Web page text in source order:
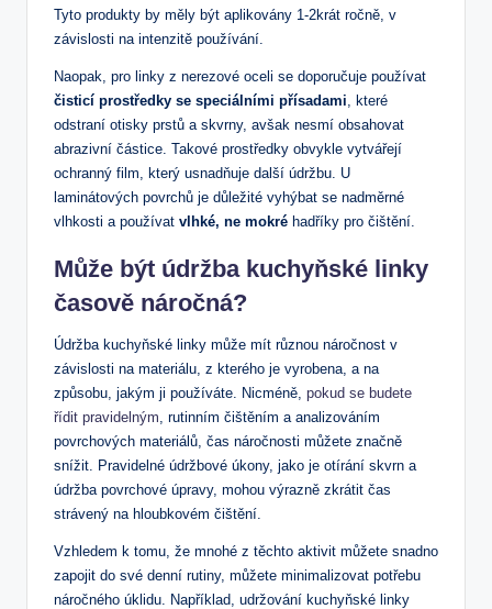
Tyto produkty by měly být aplikovány 1-2krát ročně, v
závislosti na intenzitě používání.
Naopak, pro linky z nerezové oceli se doporučuje používat
čisticí prostředky se speciálními přísadami , které
odstraní otisky prstů a skvrny, avšak nesmí obsahovat
abrazivní částice. Takové prostředky obvykle vytvářejí
ochranný film, který usnadňuje další údržbu. U
laminátových povrchů je důležité vyhýbat se nadměrné
vlhkosti a používat vlhké, ne mokré hadříky pro čištění.
Může být údržba kuchyňské linky
časově náročná?
Údržba kuchyňské linky může mít různou náročnost v
závislosti na materiálu, z kterého je vyrobena, a na
způsobu, jakým ji používáte. Nicméně, pokud se budete
řídit pravidelným , rutinním čištěním a analizováním
povrchových materiálů, čas náročnosti můžete značně
snížit. Pravidelné údržbové úkony, jako je otírání skvrn a
údržba povrchové úpravy, mohou výrazně zkrátit čas
strávený na hloubkovém čištění.
Vzhledem k tomu, že mnohé z těchto aktivit můžete snadno
zapojit do své denní rutiny, můžete minimalizovat potřebu
náročného úklidu. Například, udržování kuchyňské linky